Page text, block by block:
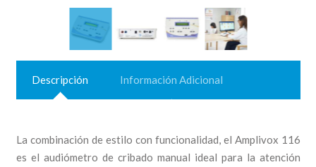
Descripción Información Adicional
La combinación de estilo con funcionalidad, el Amplivox 116
es el audiómetro de cribado manual ideal para la atención